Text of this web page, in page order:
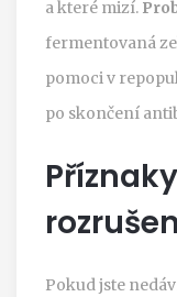
a které mizí.
fermentovaná
pomoci v
po skončení
Pokud jste